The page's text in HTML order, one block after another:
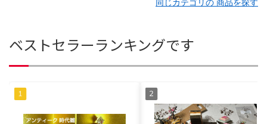
同じカテゴリの 商品を探す
ベストセラーランキングです